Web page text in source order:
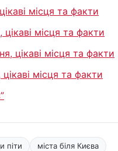
місця та факти
цікаві місця та факти
цікаві місця та факти
місця та факти
піти
міста біля Києва